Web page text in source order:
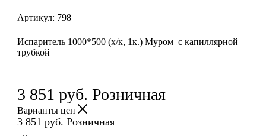
Артикул: 798
Испаритель 1000*500 (х/к, 1к.) Муром с капиллярной
трубкой
3 851 руб. Розничная
Варианты цен
3 851 руб. Розничная